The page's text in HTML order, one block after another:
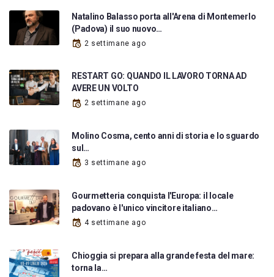
Natalino Balasso porta all'Arena di Montemerlo
(Padova) il suo nuovo…
2 settimane ago
RESTART GO: QUANDO IL LAVORO TORNA AD
AVERE UN VOLTO
2 settimane ago
Molino Cosma, cento anni di storia e lo sguardo
sul…
3 settimane ago
Gourmetteria conquista l'Europa: il locale
padovano è l'unico vincitore italiano…
4 settimane ago
Chioggia si prepara alla grande festa del mare:
torna la…